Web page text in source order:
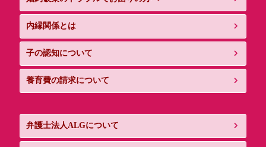
内縁関係とは
子の認知について
養育費の請求について
弁護士法人ALGについて